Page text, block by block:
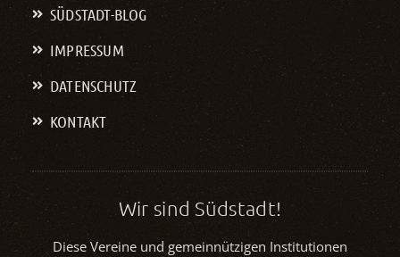
SÜDSTADT-BLOG
IMPRESSUM
DATENSCHUTZ
KONTAKT
Wir sind Südstadt!
Diese Vereine und gemeinnützigen Institutionen